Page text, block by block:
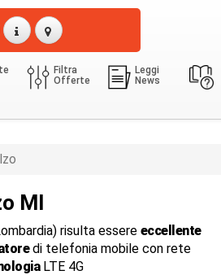
Filtra
Offerte
Leggi
News
MI
risulta essere eccellente
di telefonia mobile con rete
LTE 4G